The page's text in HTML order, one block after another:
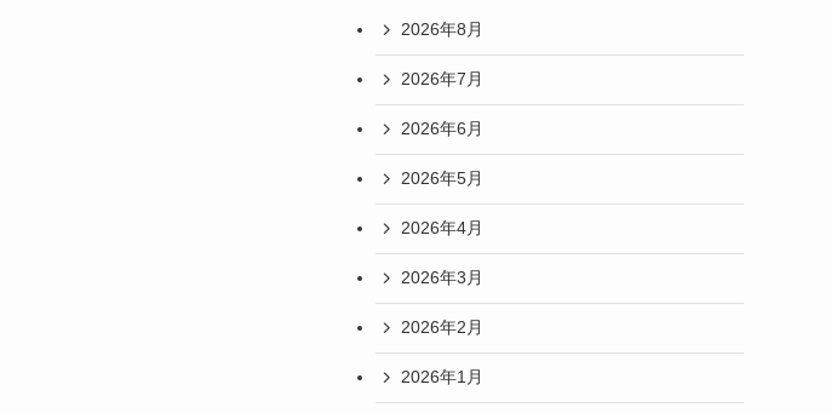
2026年8月
2026年7月
2026年6月
2026年5月
2026年4月
2026年3月
2026年2月
2026年1月